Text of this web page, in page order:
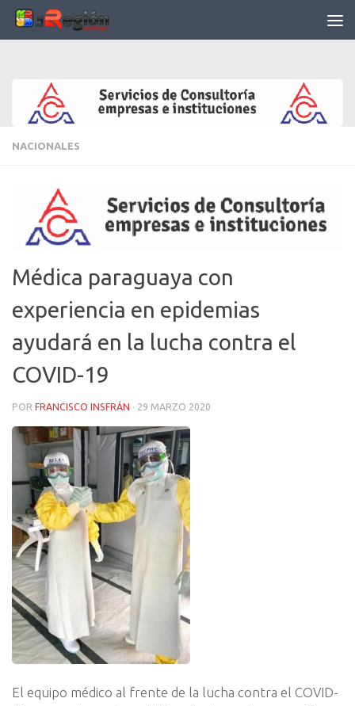
Saltar al contenido
NACIONALES
Médica paraguaya con
experiencia en epidemias
ayudará en la lucha contra el
COVID-19
POR FRANCISCO INSFRÁN · 29 MARZO 2020
El equipo médico al frente de la lucha contra el COVID-